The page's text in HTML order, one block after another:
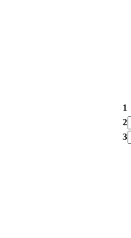
1
2
3